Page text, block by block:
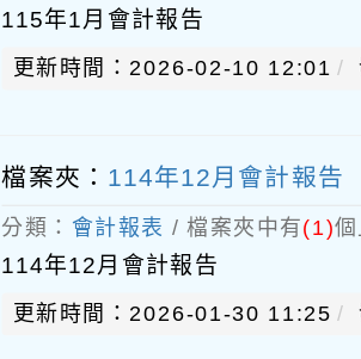
115年1月會計報告
更新時間：2026-02-10 12:01
檔案夾： 114年12月會計報告
分類： 會計報表 / 檔案夾中有(1)
114年12月會計報告
更新時間：2026-01-30 11:25